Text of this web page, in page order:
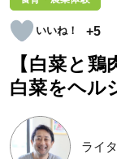
+5
【白菜と
白菜をヘル
ライ